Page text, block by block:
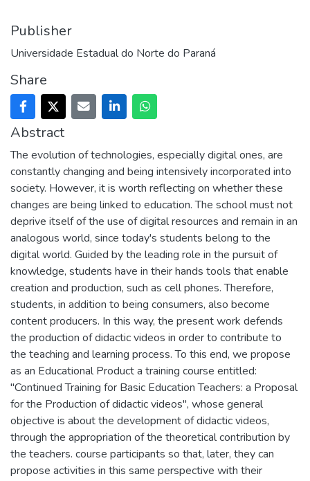
Publisher
Universidade Estadual do Norte do Paraná
Share
Abstract
The evolution of technologies, especially digital ones, are
constantly changing and being intensively incorporated into
society. However, it is worth reflecting on whether these
changes are being linked to education. The school must not
deprive itself of the use of digital resources and remain in an
analogous world, since today's students belong to the
digital world. Guided by the leading role in the pursuit of
knowledge, students have in their hands tools that enable
creation and production, such as cell phones. Therefore,
students, in addition to being consumers, also become
content producers. In this way, the present work defends
the production of didactic videos in order to contribute to
the teaching and learning process. To this end, we propose
as an Educational Product a training course entitled:
"Continued Training for Basic Education Teachers: a Proposal
for the Production of didactic videos", whose general
objective is about the development of didactic videos,
through the appropriation of the theoretical contribution by
the teachers. course participants so that, later, they can
propose activities in this same perspective with their